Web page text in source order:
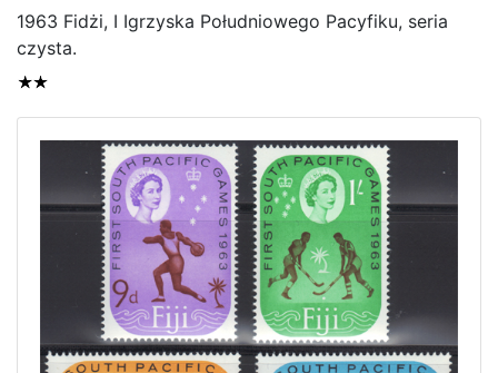
Home page
Current auction
Recent result
Regulation
Contact
1963 Fidżi, I Igrzyska Południowego Pacyfiku, seria
czysta.